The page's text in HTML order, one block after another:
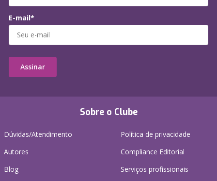
Sobre o Clube
Dúvidas/Atendimento
Autores
Blog
Política de privacidade
Compliance Editorial
Serviços profissionais
E-mail*
Assinar